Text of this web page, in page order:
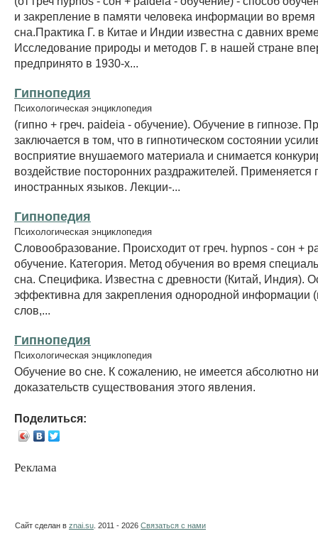
и закрепление в памяти человека информации во время
сна.Практика Г. в Китае и Индии известна с давних
Исследование природы и методов Г. в нашей стране
предпринято в 1930-х...
Гипнопедия
Психологическая энциклопедия
(гипно + греч. paideia - обучение). Обучение в гипнозе.
заключается в том, что в гипнотическом состоянии
восприятие внушаемого материала и снимается
воздействие посторонних раздражителей. Применяется
иностранных языков. Лекции-...
Гипнопедия
Психологическая энциклопедия
Словообразование. Происходит от греч. hypnos - сон +
обучение. Категория. Метод обучения во время
сна. Специфика. Известна с древности (Китай, Индия).
эффективна для закрепления однородной информации
слов,...
Гипнопедия
Психологическая энциклопедия
Обучение во сне. К сожалению, не имеется абсолютно
доказательств существования этого явления.
Поделиться:
Реклама
Сайт сделан в znai.su . 2011 - 2026 Связаться с нами